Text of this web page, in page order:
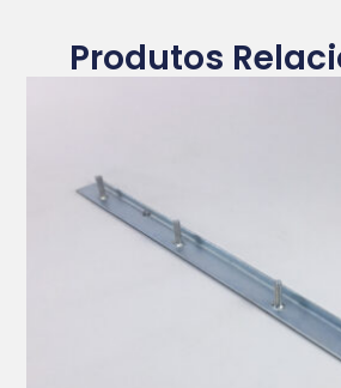
Produtos